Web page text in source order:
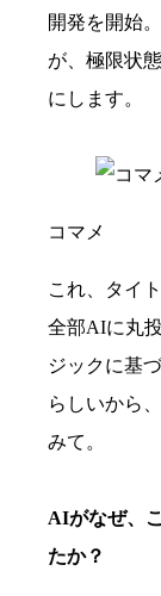
開発を開始
が、極限状
にします。
コマメ
これ、タイ
全部AIに丸
ジックに基
らしいから
みて。
AIがなぜ、
たか？